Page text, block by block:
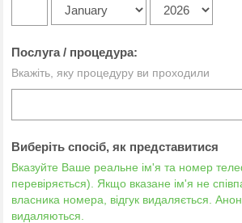
Послуга / процедура:
Вкажіть, яку процедуру ви проходили
Виберіть спосіб, як представитися
Вказуйте Ваше реальне ім'я та номер
перевіряється). Якщо вказане ім'я не
власника номера, відгук видаляється.
видаляються.